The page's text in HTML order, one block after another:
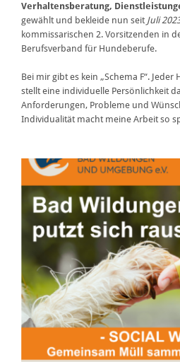
Verhaltensberatung,
gewählt und bekleide nun seit Juli
kommissarischen 2. Vorsitzenden in
Berufsverband für Hundeberufe.
Bei mir gibt es kein „Schema F“.
stellt eine individuelle Persönlichkeit
Anforderungen, Probleme und
Individualität macht meine Arbeit so